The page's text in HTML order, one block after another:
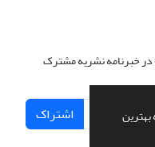
بهترین
در خبرنامه نشریه مشترک
اشتراک